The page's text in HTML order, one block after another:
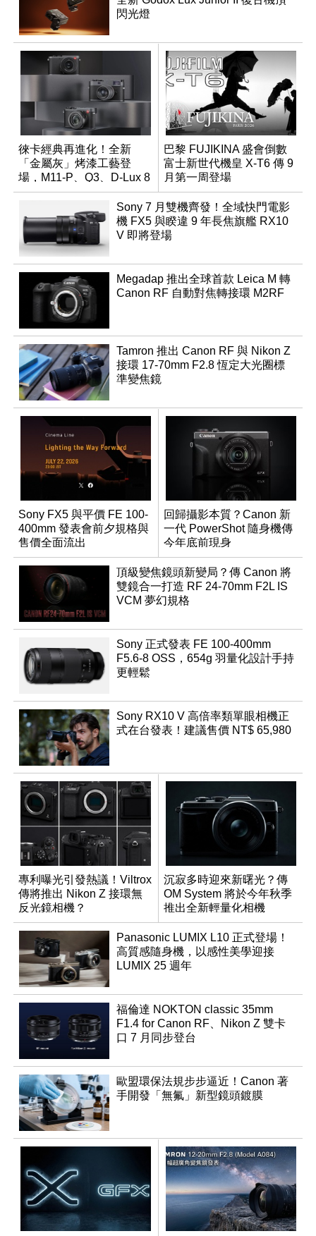
閃光燈
徠卡經典再進化！全新
「金屬灰」烤漆工藝登
場，M11-P、Q3、D-Lux 8
領銜換裝
巴黎 FUJIKINA 盛會倒數
富士新世代機皇 X-T6 傳 9
月第一周登場
Sony 7 月雙機齊發！全域快門電影
機 FX5 與睽違 9 年長焦旗艦 RX10
V 即將登場
Megadap 推出全球首款 Leica M 轉
Canon RF 自動對焦轉接環 M2RF
Tamron 推出 Canon RF 與 Nikon Z
接環 17-70mm F2.8 恆定大光圈標
準變焦鏡
Sony FX5 與平價 FE 100-
400mm 發表會前夕規格與
售價全面流出
回歸攝影本質？Canon 新
一代 PowerShot 隨身機傳
今年底前現身
頂級變焦鏡頭新變局？傳 Canon 將
雙鏡合一打造 RF 24-70mm F2L IS
VCM 夢幻規格
Sony 正式發表 FE 100-400mm
F5.6-8 OSS，654g 羽量化設計手持
更輕鬆
Sony RX10 V 高倍率類單眼相機正
式在台發表！建議售價 NT$ 65,980
專利曝光引發熱議！Viltrox
傳將推出 Nikon Z 接環無
反光鏡相機？
沉寂多時迎來新曙光？傳
OM System 將於今年秋季
推出全新輕量化相機
Panasonic LUMIX L10 正式登場！
高質感隨身機，以感性美學迎接
LUMIX 25 週年
福倫達 NOKTON classic 35mm
F1.4 for Canon RF、Nikon Z 雙卡
口 7 月同步登台
歐盟環保法規步步逼近！Canon 著
手開發「無氟」新型鏡頭鍍膜